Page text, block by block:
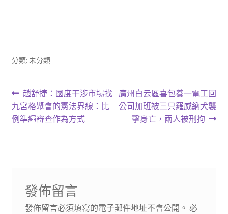
分類: 未分類
文
章
上
一
篇
趙舒捷：國度干涉市場找
九宮格聚會的憲法界線：比
例準繩審查作為方式
下
一
廣州白云區喜包養一電工回
公司加班被三只羅威納犬襲
擊身亡，兩人被刑拘
發佈留言
發佈留言必須填寫的電子郵件地址不會公開。 必